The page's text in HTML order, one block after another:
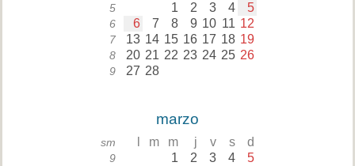
5 1 2 3 4 5
6 6 7 8 9 10 11 12
7 13 14 15 16 17 18 19
8 20 21 22 23 24 25 26
9 27 28
marzo
sm m m j v s d
9 1 2 3 4 5